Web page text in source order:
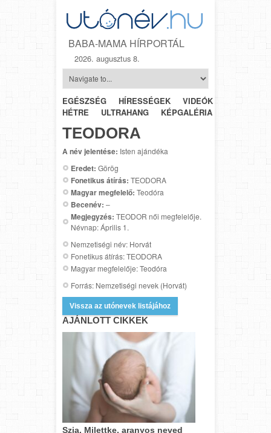
BABA-MAMA HÍRPORTÁL
2026. augusztus 8.
EGÉSZSÉG HÍRESSÉGEK VIDEÓK
HÉTRŐL-
HÉTRE
ULTRAHANG KÉPGALÉRIA
TEODORA
A név jelentése: Isten ajándéka
Eredet: Görög
Fonetikus átírás: TEODORA
Magyar megfelelő: Teodóra
Becenév: –
Megjegyzés: TEODOR női megfelelője.
Névnap: Április 1.
Nemzetiségi név: Horvát
Fonetikus átírás: TEODORA
Magyar megfelelője: Teodóra
Forrás: Nemzetiségi nevek (Horvát)
Vissza az utónevek listájához
AJÁNLOTT CIKKEK
Szia, Milettke, aranyos neved